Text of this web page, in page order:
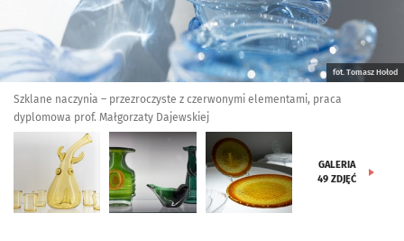
fot. Tomasz Hołod
Szklane naczynia – przezroczyste z czerwonymi elementami, praca
dyplomowa prof. Małgorzaty Dajewskiej
GALERIA
49 ZDJĘĆ